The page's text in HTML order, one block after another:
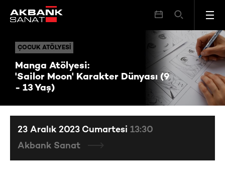
ÇOCUK ATÖLYESI
Manga Atölyesi:
'Sailor Moon' Karakter Dünyası (9
- 13 Yaş)
ÇOCUK ATÖLYESI Manga Atölyesi: 'Sailor Moon' Karakter Dünyası (9 - 13 Yaş)
23 Aralık 2023 Cumartesi 13:30
Akbank Sanat